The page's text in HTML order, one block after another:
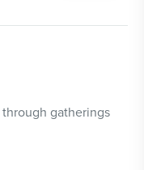
gatherings